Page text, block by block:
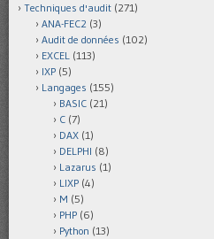
Techniques d'audit (271)
ANA-FEC2 (3)
Audit de données (102)
EXCEL (113)
IXP (5)
Langages (155)
BASIC (21)
C (7)
DAX (1)
DELPHI (8)
Lazarus (1)
LIXP (4)
M (5)
PHP (6)
Python (13)